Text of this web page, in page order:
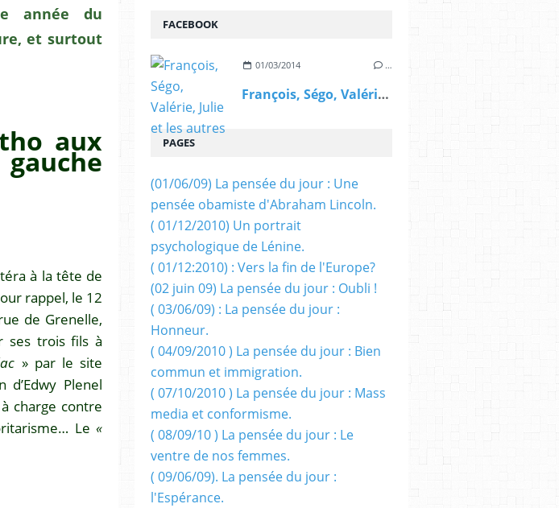
année du
et surtout
aux
à la tête de
rappel, le 12
de Grenelle,
ses trois fils à
» par le site
Plenel
charge contre
Le «
FACEBOOK
01/03/2014 …
François, Ségo, Valérie, Julie et les autres
PAGES
(01/06/09) La pensée du jour : Une
pensée obamiste d'Abraham Lincoln.
( 01/12/2010) Un portrait
psychologique de Lénine.
( 01/12:2010) : Vers la fin de l'Europe?
(02 juin 09) La pensée du jour : Oubli !
( 03/06/09) : La pensée du jour :
Honneur.
( 04/09/2010 ) La pensée du jour : Bien
commun et immigration.
( 07/10/2010 ) La pensée du jour : Mass
media et conformisme.
( 08/09/10 ) La pensée du jour : Le
ventre de nos femmes.
( 09/06/09). La pensée du jour :
l'Espérance.